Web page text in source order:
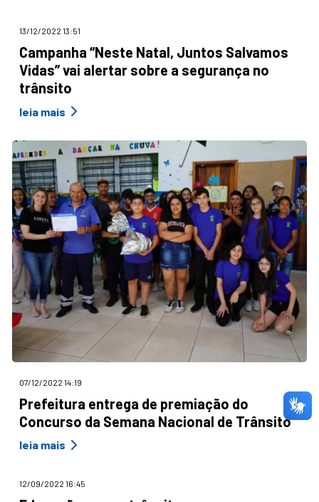
13/12/2022 13:51
Campanha “Neste Natal, Juntos Salvamos
Vidas” vai alertar sobre a segurança no
trânsito
leia mais
07/12/2022 14:19
Prefeitura entrega de premiação do
Concurso da Semana Nacional de Trânsito
leia mais
12/09/2022 16:45